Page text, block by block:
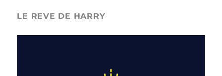
LE REVE DE HARRY